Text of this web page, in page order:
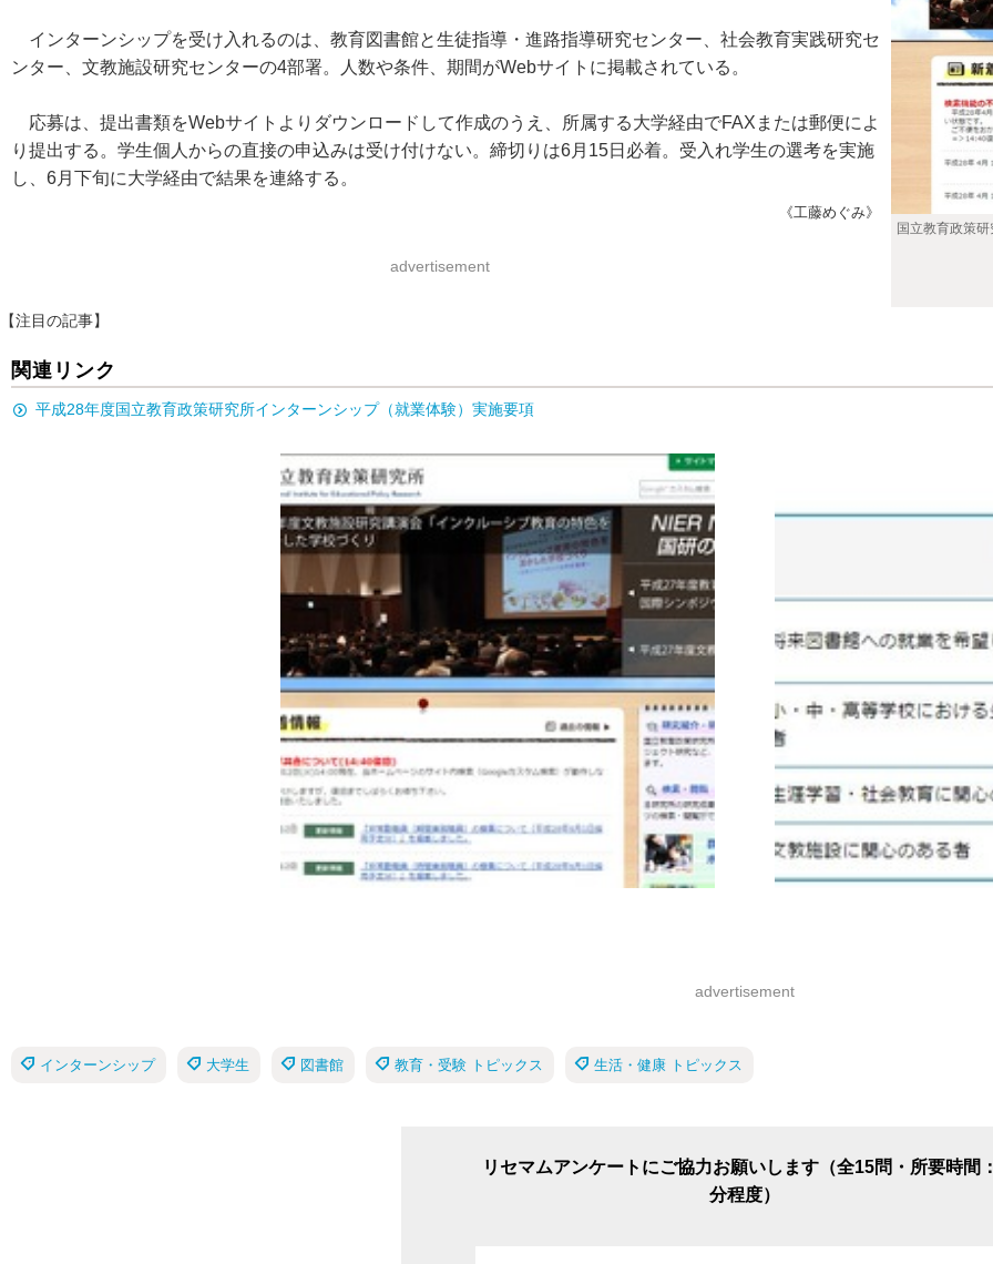
国立教育政策
インターンシップを受け入れるのは、教育図書館と生徒指導・進路指導研究センター、社会教育実践研究セ
ンター、文教施設研究センターの4部署。人数や条件、期間がWebサイトに掲載されている。
応募は、提出書類をWebサイトよりダウンロードして作成のうえ、所属する大学経由でFAXまたは郵便によ
り提出する。学生個人からの直接の申込みは受け付けない。締切りは6月15日必着。受入れ学生の選考を実施
し、6月下旬に大学経由で結果を連絡する。
《工藤めぐみ》
advertisement
【注目の記事】
関連リンク
平成28年度国立教育政策研究所インターンシップ（就業体験）実施要項
advertisement
インターンシップ 大学生 図書館 教育・受験 トピックス 生活・健康 トピックス
リセマムアンケートにご協力お願いします（全15問・所要時間
分程度）